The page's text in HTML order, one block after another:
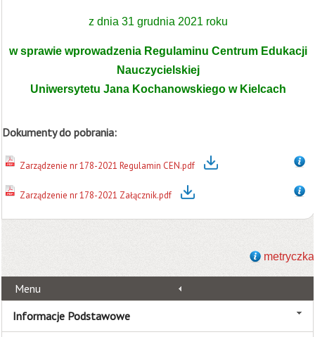
z dnia 31 grudnia 2021 roku
w sprawie wprowadzenia Regulaminu Centrum Edukacji
Nauczycielskiej
Uniwersytetu Jana Kochanowskiego w Kielcach
Dokumenty do pobrania:
Zarządzenie nr 178-2021 Regulamin CEN.pdf
Zarządzenie nr 178-2021 Załącznik.pdf
metryczka
Menu
Informacje Podstawowe